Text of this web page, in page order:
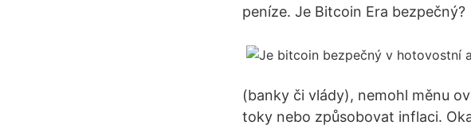
peníze. Je Bitcoin Era bezpečný?
(banky či vlády), nemohl měnu
toky nebo způsobovat inflaci.